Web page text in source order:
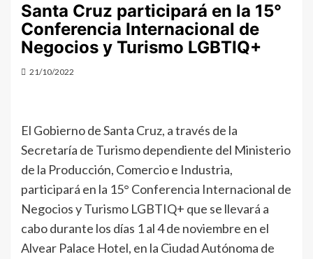
Santa Cruz participará en la 15°
Conferencia Internacional de
Negocios y Turismo LGBTIQ+
21/10/2022
El Gobierno de Santa Cruz, a través de la
Secretaría de Turismo dependiente del Ministerio
de la Producción, Comercio e Industria,
participará en la 15° Conferencia Internacional de
Negocios y Turismo LGBTIQ+ que se llevará a
cabo durante los días 1 al 4 de noviembre en el
Alvear Palace Hotel, en la Ciudad Autónoma de